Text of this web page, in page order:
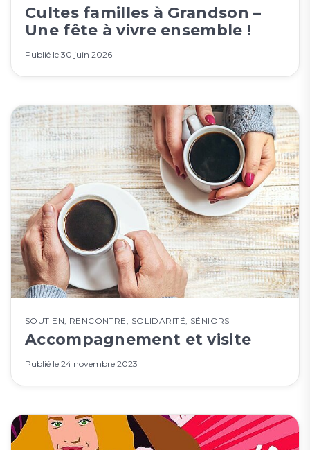
Cultes familles à Grandson –
Une fête à vivre ensemble !
Publié le 30 juin 2026
SOUTIEN RENCONTRE SOLIDARITÉ SÉNIORS
Accompagnement et visite
Publié le 24 novembre 2023